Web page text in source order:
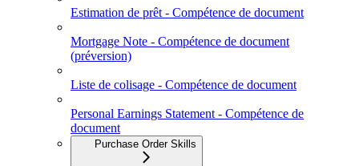
Estimation de prêt - Compétence de document
Mortgage Note - Compétence de document
(préversion)
Liste de colisage - Compétence de document
Personal Earnings Statement - Compétence de
document
Purchase Order Skills